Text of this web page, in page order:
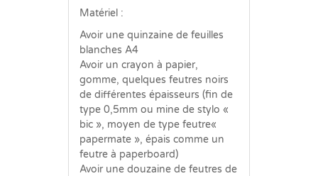
Matériel :
Avoir une quinzaine de feuilles
blanches A4
Avoir un crayon à papier,
gomme, quelques feutres noirs
de différentes épaisseurs (fin de
type 0,5mm ou mine de stylo «
bic », moyen de type feutre«
papermate », épais comme un
feutre à paperboard)
Avoir une douzaine de feutres de